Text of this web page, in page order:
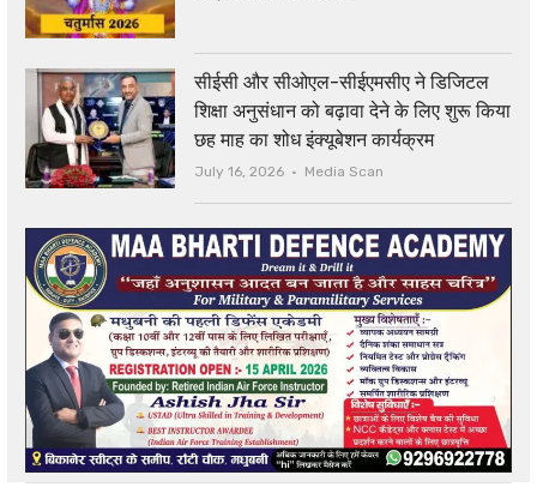
सीईसी और सीओएल-सीईएमसीए ने डिजिटल
शिक्षा अनुसंधान को बढ़ावा देने के लिए शुरू किया
छह माह का शोध इंक्यूबेशन कार्यक्रम
July 16, 2026 Author
Media Scan